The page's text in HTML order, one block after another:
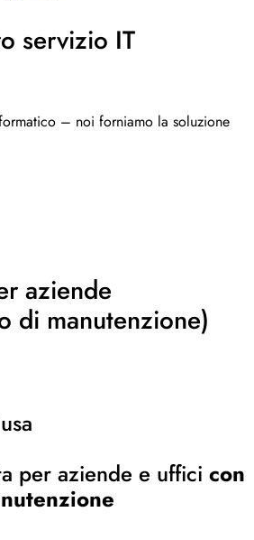
servizio IT
– noi forniamo la soluzione
aziende
di manutenzione)
per aziende e uffici con